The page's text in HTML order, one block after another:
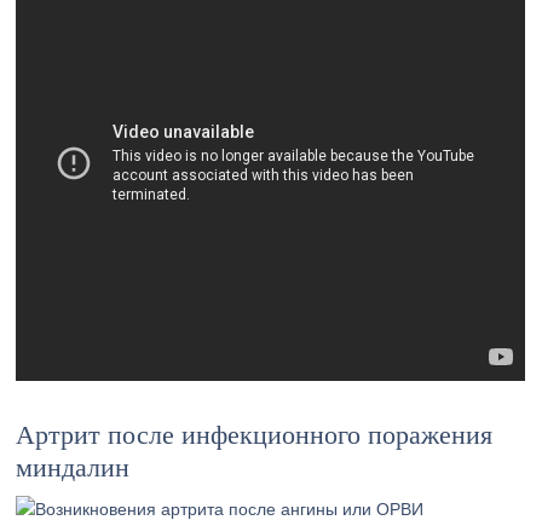
Артрит после инфекционного поражения
миндалин